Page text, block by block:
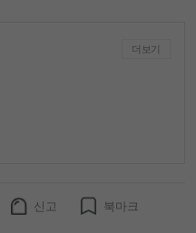
더보기
신고 북마크